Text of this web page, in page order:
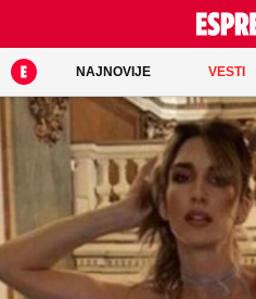
NAJNOVIJE VESTI